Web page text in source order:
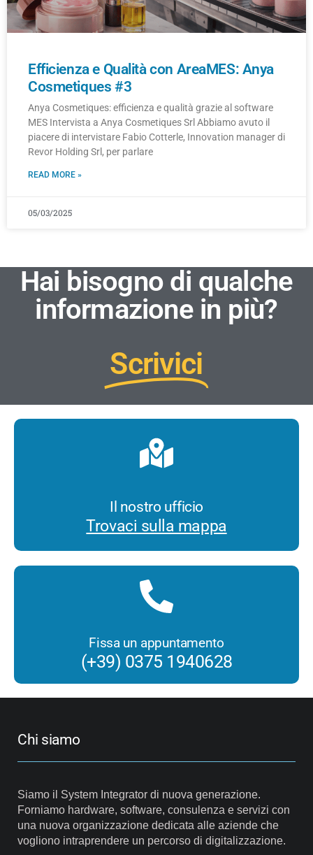
Efficienza e Qualità con AreaMES: Anya
Cosmetiques #3
Anya Cosmetiques: efficienza e qualità grazie al software
MES Intervista a Anya Cosmetiques Srl Abbiamo avuto il
piacere di intervistare Fabio Cotterle, Innovation manager di
Revor Holding Srl, per parlare
READ MORE »
05/03/2025
Hai bisogno di qualche
informazione in più?
Scrivici
Il nostro ufficio
Trovaci sulla mappa
Fissa un appuntamento
(+39) 0375 1940628
Chi siamo
Siamo il System Integrator di nuova generazione.
Forniamo hardware, software, consulenza e servizi con
una nuova organizzazione dedicata alle aziende che
vogliono intraprendere un percorso di digitalizzazione.